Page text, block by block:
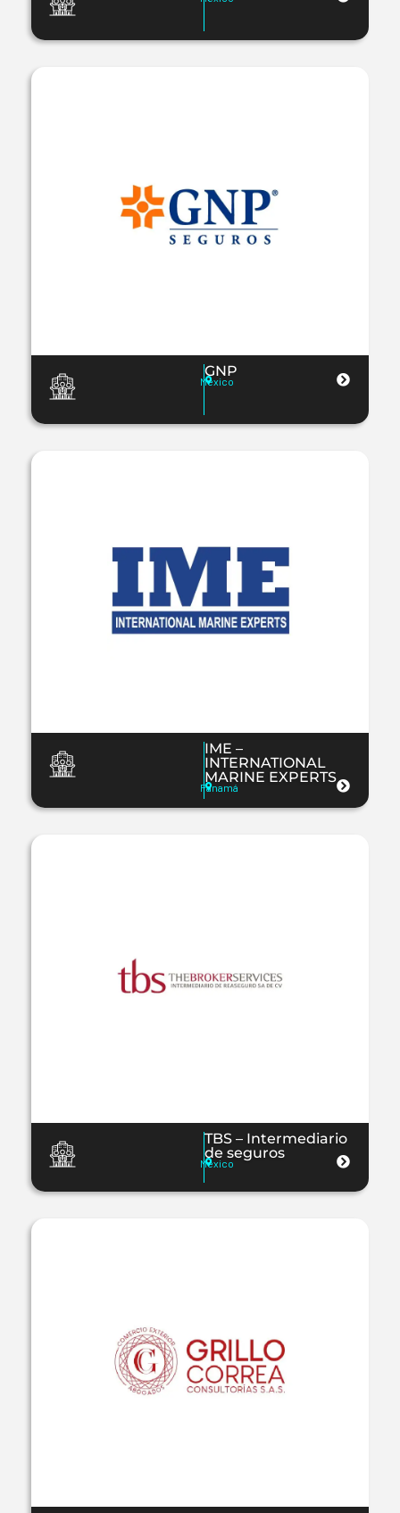
GNP
Mexico
IME –
INTERNATIONAL
MARINE EXPERTS
Panamá
TBS – Intermediario
de seguros
Mexico